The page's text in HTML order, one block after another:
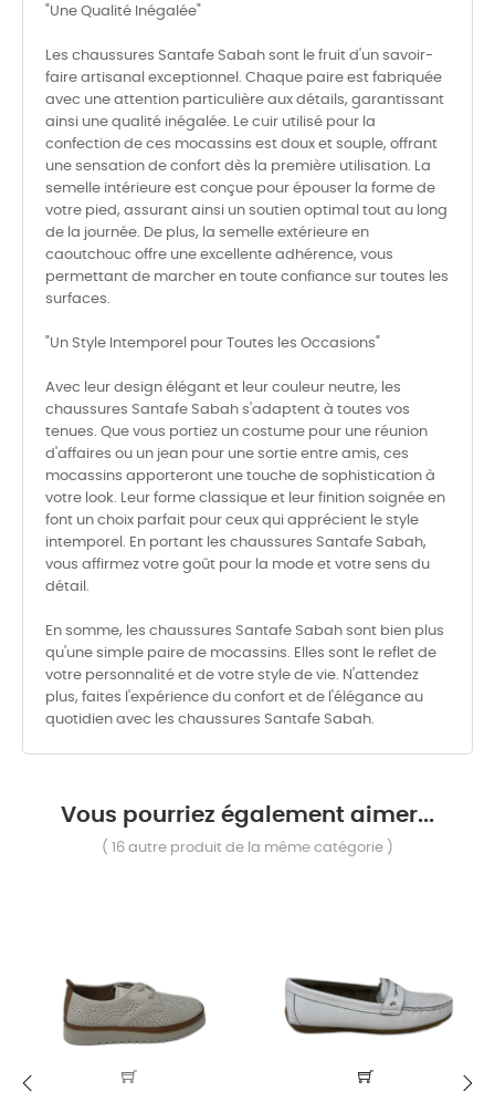
"Une Qualité Inégalée"
Les chaussures Santafe Sabah sont le fruit d'un savoir-
faire artisanal exceptionnel. Chaque paire est fabriquée
avec une attention particulière aux détails, garantissant
ainsi une qualité inégalée. Le cuir utilisé pour la
confection de ces mocassins est doux et souple, offrant
une sensation de confort dès la première utilisation. La
semelle intérieure est conçue pour épouser la forme de
votre pied, assurant ainsi un soutien optimal tout au long
de la journée. De plus, la semelle extérieure en
caoutchouc offre une excellente adhérence, vous
permettant de marcher en toute confiance sur toutes les
surfaces.
"Un Style Intemporel pour Toutes les Occasions"
Avec leur design élégant et leur couleur neutre, les
chaussures Santafe Sabah s'adaptent à toutes vos
tenues. Que vous portiez un costume pour une réunion
d'affaires ou un jean pour une sortie entre amis, ces
mocassins apporteront une touche de sophistication à
votre look. Leur forme classique et leur finition soignée en
font un choix parfait pour ceux qui apprécient le style
intemporel. En portant les chaussures Santafe Sabah,
vous affirmez votre goût pour la mode et votre sens du
détail.
En somme, les chaussures Santafe Sabah sont bien plus
qu'une simple paire de mocassins. Elles sont le reflet de
votre personnalité et de votre style de vie. N'attendez
plus, faites l'expérience du confort et de l'élégance au
quotidien avec les chaussures Santafe Sabah.
Vous pourriez également aimer...
( 16 autre produit de la même catégorie )